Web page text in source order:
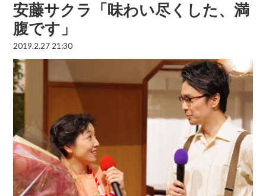
安藤サクラ「味わい尽くした、満
腹です」
2019.2.27 21:30